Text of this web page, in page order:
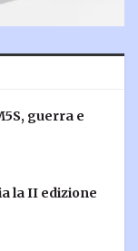
guerra e
la II edizione